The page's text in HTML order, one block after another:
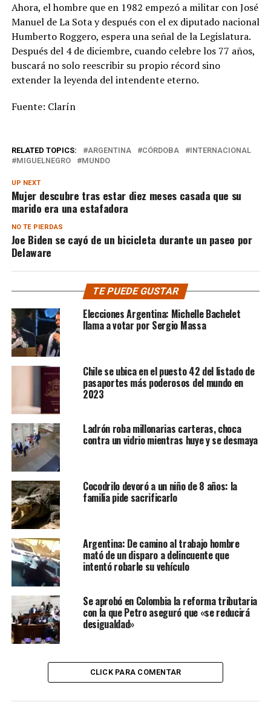
Ahora, el hombre que en 1982 empezó a militar con José
Manuel de La Sota y después con el ex diputado nacional
Humberto Roggero, espera una señal de la Legislatura.
Después del 4 de diciembre, cuando celebre los 77 años,
buscará no solo reescribir su propio récord sino
extender la leyenda del intendente eterno.
Fuente: Clarín
RELATED TOPICS: ARGENTINA CÓRDOBA
INTERNACIONAL
MIGUELNEGRO
MUNDO
UP NEXT
Mujer descubre tras estar diez meses casada que su
marido era una estafadora
NO TE PIERDAS
Joe Biden se cayó de un bicicleta durante un paseo por
Delaware
TE PUEDE GUSTAR
Elecciones Argentina: Michelle Bachelet
llama a votar por Sergio Massa
Chile se ubica en el puesto 42 del listado de
pasaportes más poderosos del mundo en
2023
Ladrón roba millonarias carteras, choca
contra un vidrio mientras huye y se desmaya
Cocodrilo devoró a un niño de 8 años: la
familia pide sacrificarlo
Argentina: De camino al trabajo hombre
mató de un disparo a delincuente que
intentó robarle su vehículo
Se aprobó en Colombia la reforma tributaria
con la que Petro aseguró que «se reducirá
desigualdad»
CLICK PARA COMENTAR